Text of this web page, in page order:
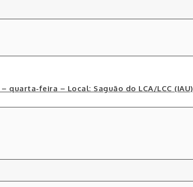
– quarta-feira – Local: Saguão do LCA/LCC (IAU)